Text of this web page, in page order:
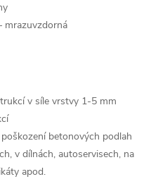
mrazuvzdorná
v síle vrstvy 1-5 mm
betonových podlah
v dílnách, autoservisech, na
apod.